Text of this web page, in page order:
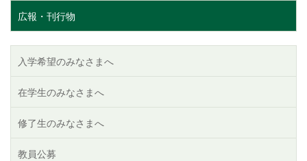
広報・刊行物
入学希望のみなさまへ
在学生のみなさまへ
修了生のみなさまへ
教員公募